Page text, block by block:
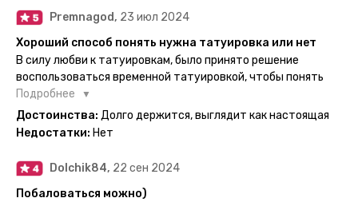
дизайнерским принтом. Комплектация набора: сами тату,
упакованные в специальные пакетики, салфетки,
инструкция по нанесению. Всё выглядит очень мило. Я уже
нанесла одну из них и сейчас жду результата. Всё очень
понятно объяснено, отдельным плюсом для меня стала
картинка с обозначениями тех мечт, где тату будет
держаться дольше всего. В общем всём советую и
рекомендую, буду заказывать ещё))
Premnagod, 23 июл 2024
Хороший способ понять нужна татуировка или нет
В силу любви к татуировкам, было принято решение
воспользоваться временной татуировкой, чтобы понять
хочется набивать настоящую или нет, как оказалось
смысла набивать нет, ведь можно постоянно делать
временные татуировки и в случае если одна не понравится
больше ничего и не нужно.
Подробнее
Достоинства: Долго держится, выглядит как настоящая
Недостатки: Нет
Dolchik84, 22 сен 2024
Побаловаться можно)